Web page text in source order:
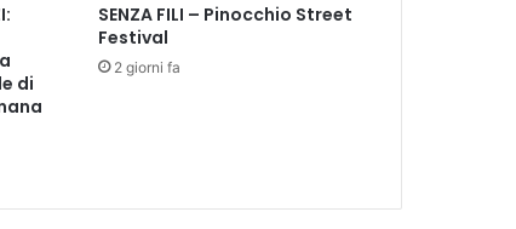
di
SENZA FILI – Pinocchio Street
Festival
2 giorni fa